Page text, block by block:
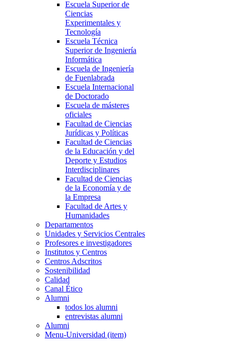
Escuela Superior de
Ciencias
Experimentales y
Tecnología
Escuela Técnica
Superior de Ingeniería
Informática
Escuela de Ingeniería
de Fuenlabrada
Escuela Internacional
de Doctorado
Escuela de másteres
oficiales
Facultad de Ciencias
Jurídicas y Políticas
Facultad de Ciencias
de la Educación y del
Deporte y Estudios
Interdisciplinares
Facultad de Ciencias
de la Economía y de
la Empresa
Facultad de Artes y
Humanidades
Departamentos
Unidades y Servicios Centrales
Profesores e investigadores
Institutos y Centros
Centros Adscritos
Sostenibilidad
Calidad
Canal Ético
Alumni
todos los alumni
entrevistas alumni
Alumni
Menu-Universidad (item)